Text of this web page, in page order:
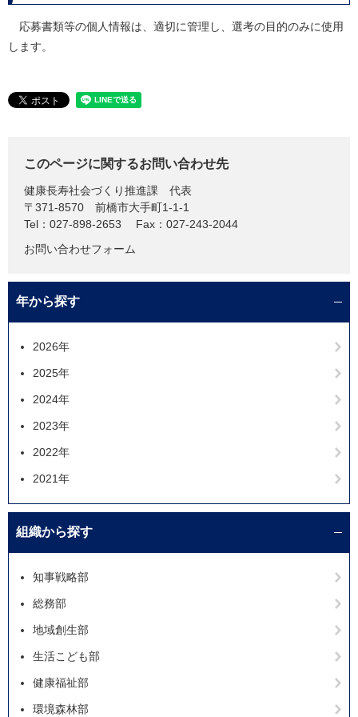
応募書類等の個人情報は、適切に管理し、選考の目的のみに使用
します。
このページに関するお問い合わせ先
健康長寿社会づくり推進課
代表
〒371-8570
前橋市大手町1-1-1
Tel：027-898-2653
Fax：027-243-2044
お問い合わせフォーム
年から探す
2026年
2025年
2024年
2023年
2022年
2021年
組織から探す
知事戦略部
総務部
地域創生部
生活こども部
健康福祉部
環境森林部